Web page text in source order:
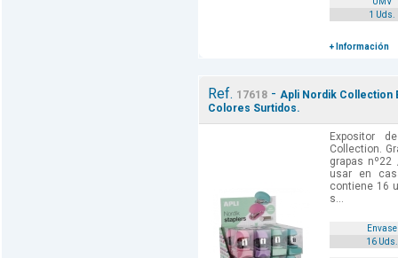
1 Uds.
+ Información
Ref. 17618- Apli Nordik Collection
Colores Surtidos.
Expositor
Collection.
grapas
usar en
contiene 16
s...
Envase
16 Uds.